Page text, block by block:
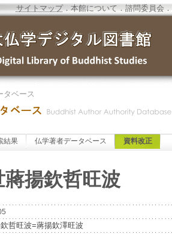
サイトマップ．本館について．諮問委員会．
タベース
結果 仏学著者データベース 資料改正
蔣揚欽哲旺波
哲旺波=蔣揚欽澤旺波